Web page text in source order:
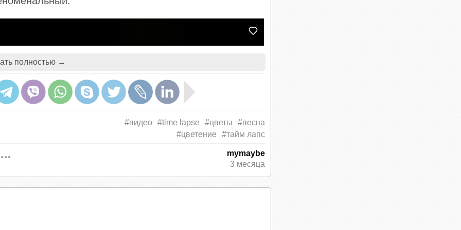
полностью →
#видео #time lapse #цветы
#весна
#цветение
#тайм лапс
mymaybe
3 месяца